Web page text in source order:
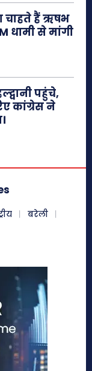
चाहते हैं ऋषभ
धामी से मांगी
पहुंचे,
कांग्रेस ने
बरेली